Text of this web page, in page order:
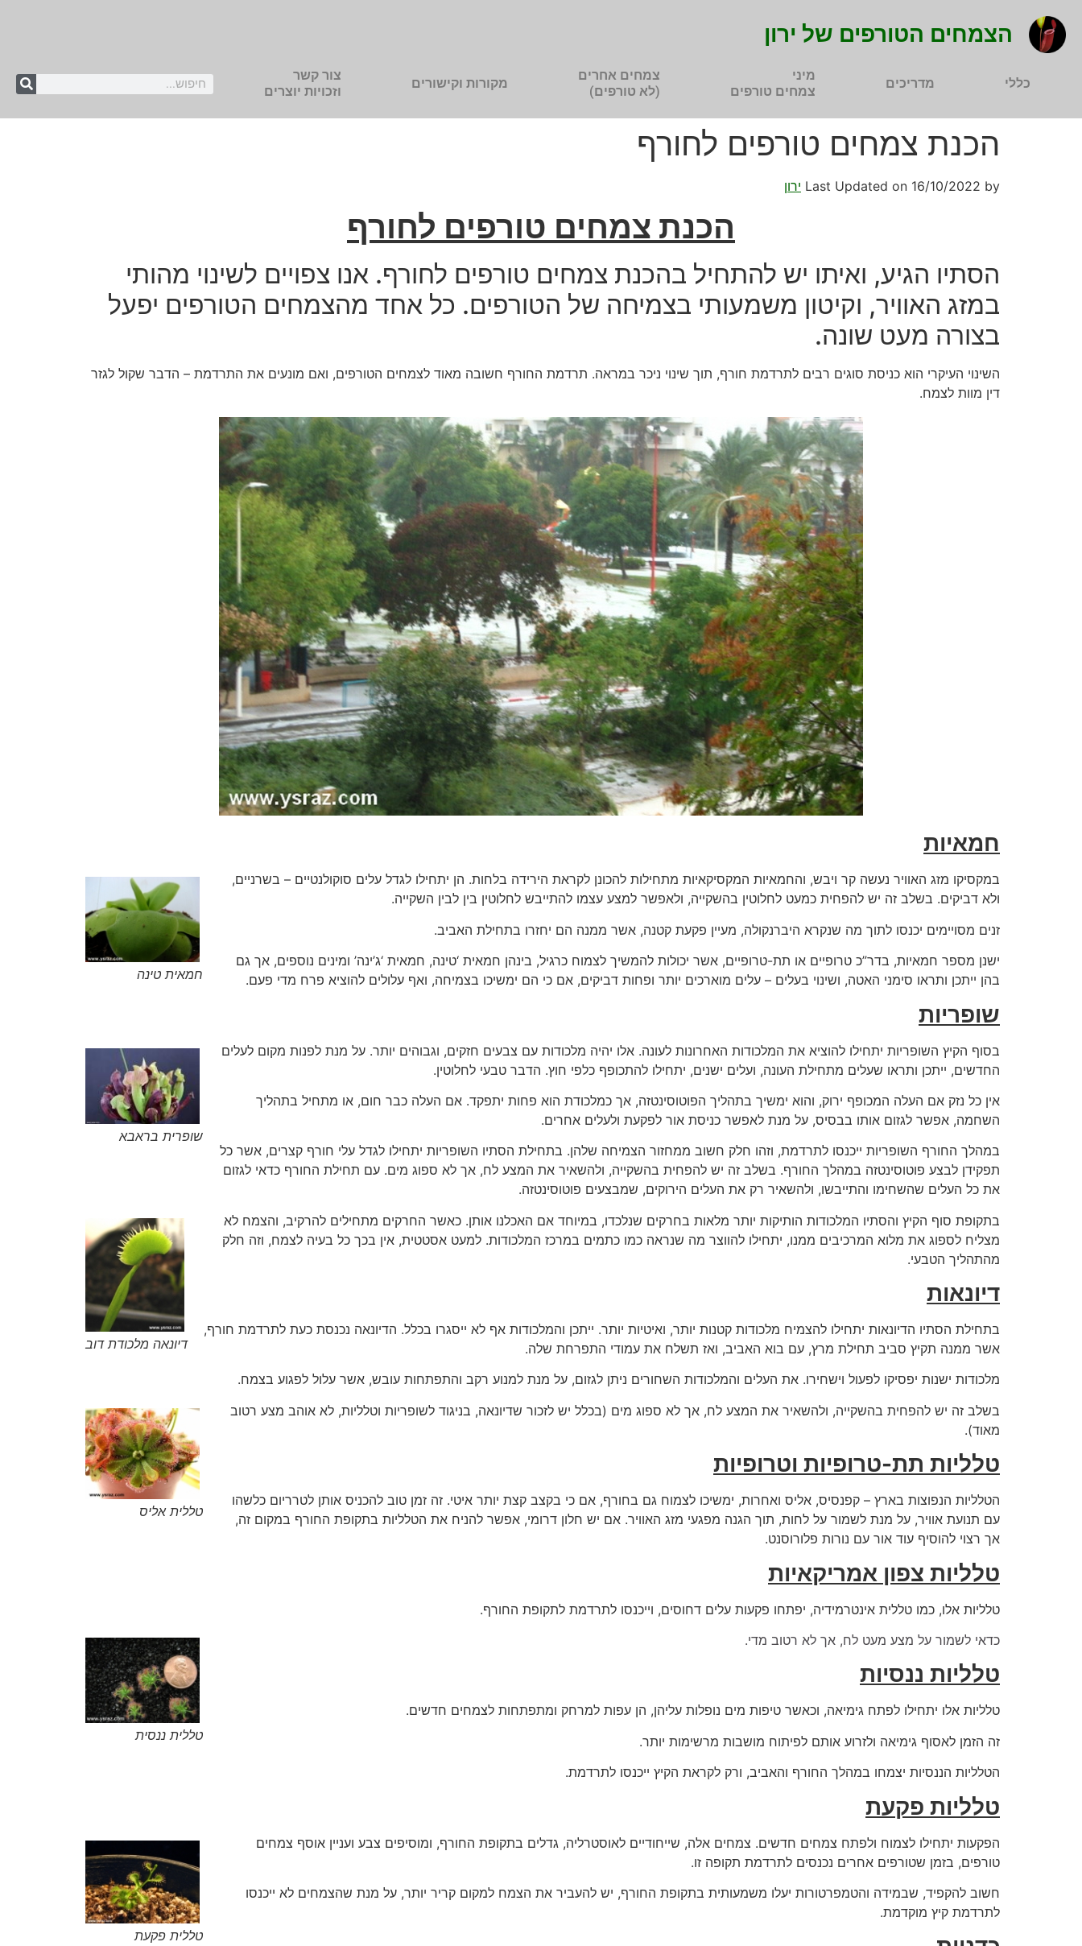
הצמחים הטורפים של ירון
כללי מדריכים
מיני
צמחים טורפים
צמחים אחרים
(לא טורפים)
מקורות וקישורים
צור קשר
וזכויות יוצרים
הכנת צמחים טורפים לחורף
Last Updated on 16/10/2022 by ירון
הכנת צמחים טורפים לחורף
הסתיו הגיע, ואיתו יש להתחיל בהכנת צמחים טורפים לחורף. אנו צפויים לשינוי מהותי
במזג האוויר, וקיטון משמעותי בצמיחה של הטורפים. כל אחד מהצמחים הטורפים יפעל
בצורה מעט שונה.
השינוי העיקרי הוא כניסת סוגים רבים לתרדמת חורף, תוך שינוי ניכר במראה. תרדמת החורף חשובה מאוד לצמחים הטורפים, ואם מונעים את התרדמת – הדבר שקול לגזר
דין מוות לצמח.
חמאיות
חמאית טינה
במקסיקו מזג האוויר נעשה קר ויבש, והחמאיות המקסיקאיות מתחילות להכונן לקראת הירידה בלחות. הן יתחילו לגדל עלים סוקולנטיים – בשרניים,
ולא דביקים. בשלב זה יש להפחית כמעט לחלוטין בהשקייה, ולאפשר למצע עצמו להתייבש לחלוטין בין לבין השקייה.
זנים מסויימים יכנסו לתוך מה שנקרא היברנקולה, מעיין פקעת קטנה, אשר ממנה הם יחזרו בתחילת האביב.
ישנן מספר חמאיות, בדר”כ טרופיים או תת-טרופיים, אשר יכולות להמשיך לצמוח כרגיל, בינהן חמאית ‘טינה, חמאית ‘ג’ינה’ ומינים נוספים, אך גם
בהן ייתכן ותראו סימני האטה, ושינוי בעלים – עלים מוארכים יותר ופחות דביקים, אם כי הם ימשיכו בצמיחה, ואף עלולים להוציא פרח מדי פעם.
שופריות
שופרית בראבא
בסוף הקיץ השופריות יתחילו להוציא את המלכודות האחרונות לעונה. אלו יהיה מלכודות עם צבעים חזקים, וגבוהים יותר. על מנת לפנות מקום לעלים
החדשים, ייתכן ותראו שעלים מתחילת העונה, ועלים ישנים, יתחילו להתכופף כלפי חוץ. הדבר טבעי לחלוטין.
אין כל נזק אם העלה המכופף ירוק, והוא ימשיך בתהליך הפוטוסינטזה, אך כמלכודת הוא פחות יתפקד. אם העלה כבר חום, או מתחיל בתהליך
השחמה, אפשר לגזום אותו בבסיס, על מנת לאפשר כניסת אור לפקעת ולעלים אחרים.
במהלך החורף השופריות ייכנסו לתרדמת, וזהו חלק חשוב ממחזור הצמיחה שלהן. בתחילת הסתיו השופריות יתחילו לגדל עלי חורף קצרים, אשר כל
תפקידן לבצע פוטוסינטזה במהלך החורף. בשלב זה יש להפחית בהשקייה, ולהשאיר את המצע לח, אך לא ספוג מים. עם תחילת החורף כדאי לגזום
את כל העלים שהשחימו והתייבשו, ולהשאיר רק את העלים הירוקים, שמבצעים פוטוסינטזה.
דיונאה מלכודת דוב
בתקופת סוף הקיץ והסתיו המלכודות הותיקות יותר מלאות בחרקים שנלכדו, במיוחד אם האכלנו אותן. כאשר החרקים מתחילים להרקיב, והצמח לא
מצליח לספוג את מלוא המרכיבים ממנו, יתחילו להווצר מה שנראה כמו כתמים במרכז המלכודות. למעט אסטטית, אין בכך כל בעיה לצמח, וזה חלק
מהתהליך הטבעי.
דיונאות
בתחילת הסתיו הדיונאות יתחילו להצמיח מלכודות קטנות יותר, ואיטיות יותר. ייתכן והמלכודות אף לא ייסגרו בכלל. הדיונאה נכנסת כעת לתרדמת חורף,
אשר ממנה תקיץ סביב תחילת מרץ, עם בוא האביב, ואז תשלח את עמודי התפרחת שלה.
מלכודות ישנות יפסיקו לפעול וישחירו. את העלים והמלכודות השחורים ניתן לגזום, על מנת למנוע רקב והתפתחות עובש, אשר עלול לפגוע בצמח.
טללית אליס
בשלב זה יש להפחית בהשקייה, ולהשאיר את המצע לח, אך לא ספוג מים (בכלל יש לזכור שדיונאה, בניגוד לשופריות וטלליות, לא אוהב מצע רטוב
מאוד).
טלליות תת-טרופיות וטרופיות
הטלליות הנפוצות בארץ – קפנסיס, אליס ואחרות, ימשיכו לצמוח גם בחורף, אם כי בקצב קצת יותר איטי. זה זמן טוב להכניס אותן לטרריום כלשהו
עם תנועת אוויר, על מנת לשמור על לחות, תוך הגנה מפגעי מזג האוויר. אם יש חלון דרומי, אפשר להניח את הטלליות בתקופת החורף במקום זה,
אך רצוי להוסיף עוד אור עם נורות פלורוסנט.
טלליות צפון אמריקאיות
טלליות אלו, כמו טללית אינטרמידיה, יפתחו פקעות עלים דחוסים, וייכנסו לתרדמת לתקופת החורף.
טללית ננסית
כדאי לשמור על מצע מעט לח, אך לא רטוב מדי.
טלליות ננסיות
טלליות אלו יתחילו לפתח גימיאה, וכאשר טיפות מים נופלות עליהן, הן עפות למרחק ומתפתחות לצמחים חדשים.
זה הזמן לאסוף גימיאה ולזרוע אותם לפיתוח מושבות מרשימות יותר.
הטלליות הננסיות יצמחו במהלך החורף והאביב, ורק לקראת הקיץ ייכנסו לתרדמת.
טלליות פקעת
טללית פקעת
הפקעות יתחילו לצמוח ולפתח צמחים חדשים. צמחים אלה, שייחודיים לאוסטרליה, גדלים בתקופת החורף, ומוסיפים צבע ועניין אוסף צמחים
טורפים, בזמן שטורפים אחרים נכנסים לתרדמת תקופה זו.
חשוב להקפיד, שבמידה והטמפרטורות יעלו משמעותית בתקופת החורף, יש להעביר את הצמח למקום קריר יותר, על מנת שהצמחים לא ייכנסו
לתרדמת קיץ מוקדמת.